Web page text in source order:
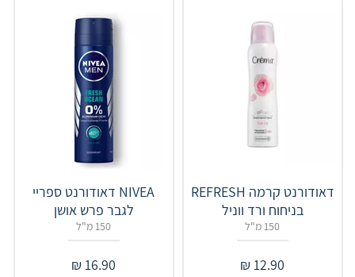
דאודורנט קרמה REFRESH
בניחוח ורד ווניל
150 מ"ל
12.90
₪
NIVEA דאודורנט ספריי
לגבר פרש אושן
150 מ"ל
16.90
₪